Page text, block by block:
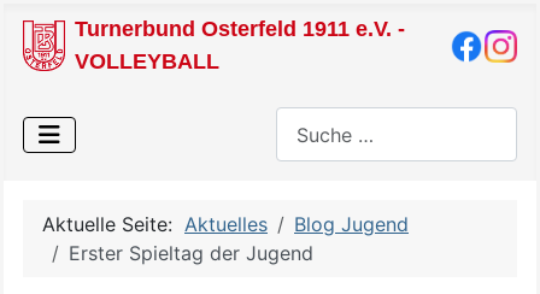
Turnerbund Osterfeld 1911 e.V. -
VOLLEYBALL
Aktuelle Seite: Aktuelles
Blog Jugend
Erster Spieltag der Jugend